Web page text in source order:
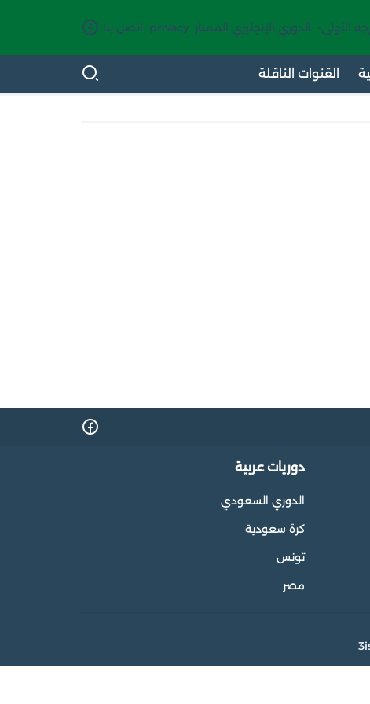
الأولى- الدوري الإنجليزي الممتاز privacy اتصل بنا
القنوات الناقلة
دوريات عربية
الدوري السعودي
كرة سعودية
تونس
مصر